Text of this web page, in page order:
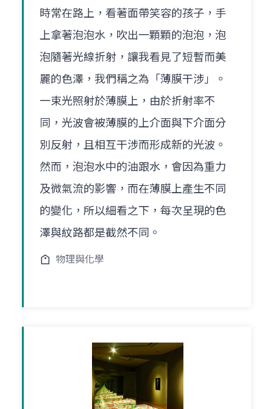
時常在路上，看著面帶笑容的孩子，手
上拿著泡泡水，吹出一顆顆的泡泡，泡
泡隨著光線折射，讓我看見了短暫而美
麗的色澤，我們稱之為「薄膜干涉」。
一束光照射於薄膜上，由於折射率不
同，光波會被薄膜的上介面與下介面分
別反射，且相互干涉而形成新的光波。
然而，泡泡水中的油跟水，會因為重力
及微氣流的影響，而在薄膜上產生不同
的變化，所以細看之下，每次呈現的色
澤與紋路都是截然不同。
物理與化學